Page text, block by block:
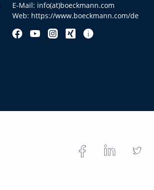
E-Mail: info(at)boeckmann.com
Web: https://www.boeckmann.com/de